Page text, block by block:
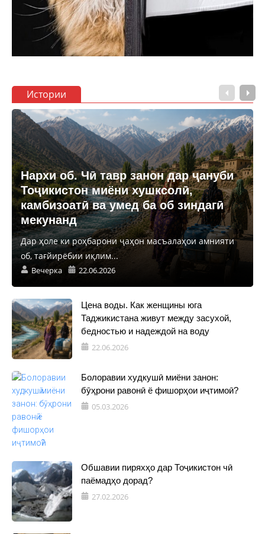
Истории
Нархи об. Чӣ тавр занон дар ҷануби
Тоҷикистон миёни хушксолӣ,
камбизоатӣ ва умед ба об зиндагӣ
мекунанд
Дар ҳоле ки роҳбарони ҷаҳон масъалаҳои амнияти
об, тағйирёбии иқлим...
Вечерка 22.06.2026
Цена воды. Как женщины юга
Таджикистана живут между засухой,
бедностью и надеждой на воду
22.06.2026
Болоравии худкушӣ миёни занон:
бӯҳрони равонӣ ё фишорҳои иҷтимоӣ?
05.03.2026
Обшавии пиряхҳо дар Тоҷикистон чӣ
паёмадҳо дорад?
27.02.2026